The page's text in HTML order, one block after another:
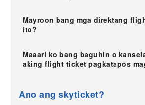
Mayroon bang mga direktang
ito?
Maaari ko bang baguhin o
aking flight ticket pagkatapos
Ano ang skyticket?